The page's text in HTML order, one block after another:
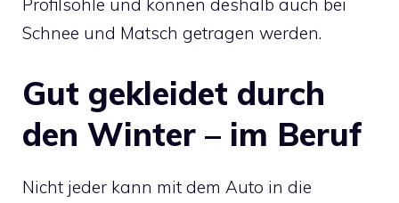
Profilsohle und können deshalb auch bei
Schnee und Matsch getragen werden.
Gut gekleidet durch
den Winter – im Beruf
Nicht jeder kann mit dem Auto in die